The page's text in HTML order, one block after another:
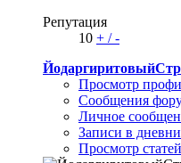
Репутация
10 + /-
Просмотр
Сообщения
Личное
Записи в
Просмотр статей